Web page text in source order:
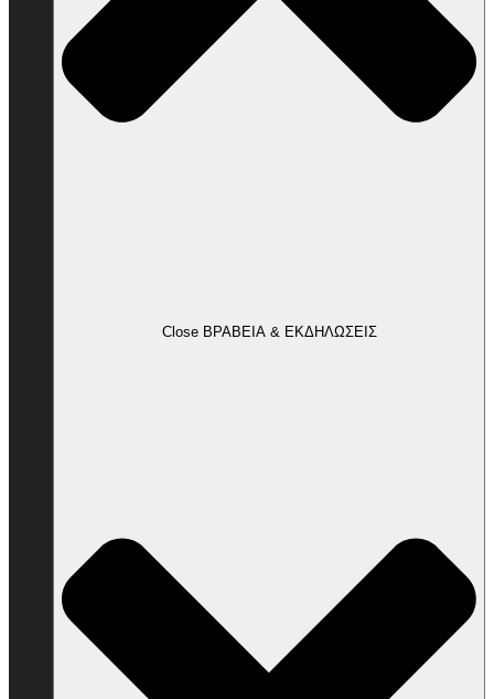
Close ΒΡΑΒΕΙΑ & ΕΚΔΗΛΩΣΕΙΣ